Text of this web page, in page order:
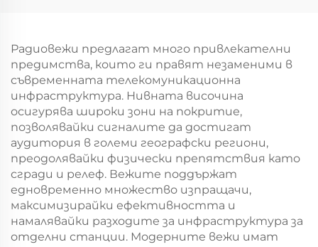
електроенергия
Радиовежи предлагат много привлекателни
предимства, които ги правят незаменими в
съвременната телекомуникационна
инфраструктура. Нивната височина
осигурява широки зони на покритие,
позволявайки сигналите да достигат
аудитория в големи географски региони,
преодолявайки физически препятствия като
сгради и релеф. Вежите поддържат
едновременно множество изпращачи,
максимизирайки ефективността и
намалявайки разходите за инфраструктура за
отделни станции. Модерните вежи имат